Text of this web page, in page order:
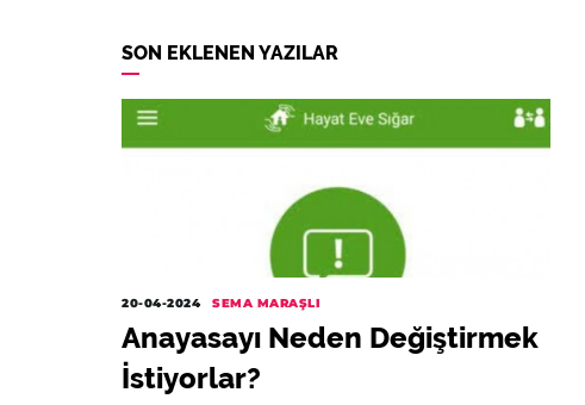
SON EKLENEN YAZILAR
20-04-2024 SEMA MARAŞLI
Anayasayı Neden Değiştirmek
İstiyorlar?